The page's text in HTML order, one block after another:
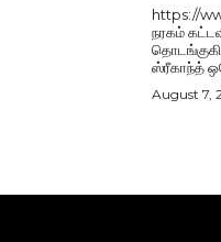
https://
நரகம்
ஸ்ரீகாந்த்
August 7,